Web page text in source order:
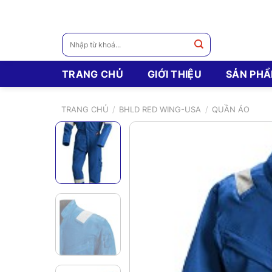
Tìm
kiếm:
TRANG CHỦ GIỚI THIỆU SẢN
TRANG CHỦ / BHLD RED WING-USA / QUẦN ÁO